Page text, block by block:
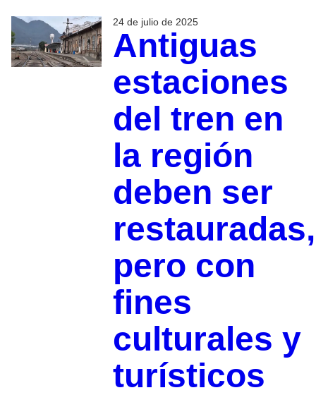
24 de julio de 2025
Antiguas
estaciones
del tren en
la región
deben ser
restauradas,
pero con
fines
culturales y
turísticos